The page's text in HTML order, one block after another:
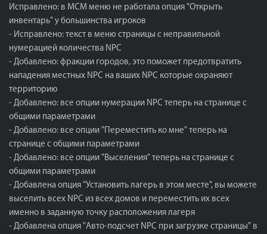
Исправлено: в МСМ меню не работала опция "Открыть
инвентарь" у большинства игроков
- Исправлено: текст в меню страницы с неправильной
нумерацией количества NPC
- Добавлено: фракции городов, это поможет предотвратить
нападения местных NPC на ваших NPC которые охраняют
территорию
- Добавлено: все опции нумерации NPC теперь на странице с
общими параметрами
- Добавлено: все опции "Переместить ко мне" теперь на
странице с общими параметрами
- Добавлено: все опции "Выселения" теперь на странице с
общими параметрами
- Добавлена опция "Установить лагерь в этом месте", вы можете
выселить всех NPC из всех домов и переместить их всех
именно в заданную точку расположения лагеря
- Добавлена опция "Авто-подсчет NPC при загрузке страницы" в